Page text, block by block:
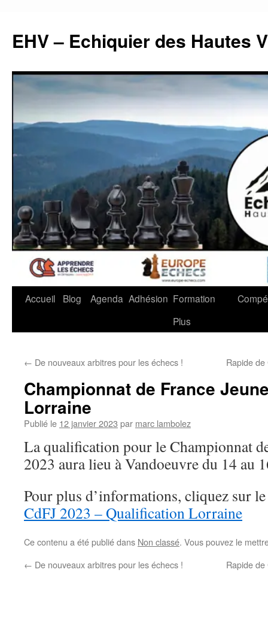
contenu
EHV – Echiquier des Hautes
Accueil Blog Agenda Adhésion Formation
Plus
← De nouveaux arbitres pour les échecs ! Rapide
Championnat de France
Lorraine
Publié le 12 janvier 2023 par marc lambolez
La qualification pour le Championnat
2023 aura lieu à Vandoeuvre du 14 au
Pour plus d’informations, cliquez sur
CdFJ 2023 – Qualification Lorraine
Ce contenu a été publié dans Non classé. Vous pouvez le
← De nouveaux arbitres pour les échecs ! Rapide